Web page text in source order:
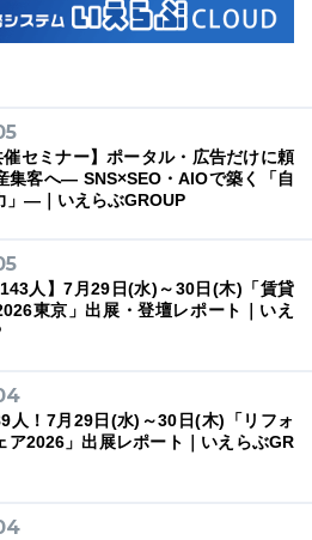
催セミナー】ポータル・広告だけに頼
集客へ― SNS×SEO・AIOで築く「自
」―｜いえらぶGROUP
人】7月29日(水)～30日(木)「賃貸
東京」出展・登壇レポート｜いえ
人！7月29日(水)～30日(木)「リフォ
ア2026」出展レポート｜いえらぶGR